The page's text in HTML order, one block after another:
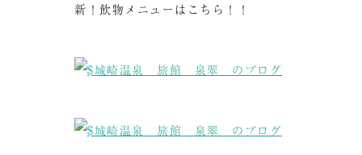
新！飲物メニューはこちら！！